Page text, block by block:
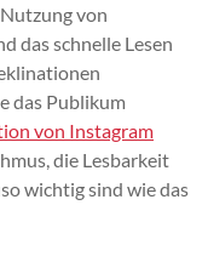
von
das schnelle Lesen
das Publikum
von Instagram
die Lesbarkeit
wichtig sind wie das